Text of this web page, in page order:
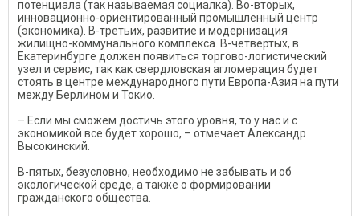
потенциала (так называемая социалка). Во-вторых,
инновационно-ориентированный промышленный центр
(экономика). В-третьих, развитие и модернизация
жилищно-коммунального комплекса. В-четвертых, в
Екатеринбурге должен появиться торгово-логистический
узел и сервис, так как свердловская агломерация будет
стоять в центре международного пути Европа-Азия на пути
между Берлином и Токио.
– Если мы сможем достичь этого уровня, то у нас и с
экономикой все будет хорошо, – отмечает Александр
Высокинский.
В-пятых, безусловно, необходимо не забывать и об
экологической среде, а также о формировании
гражданского общества.